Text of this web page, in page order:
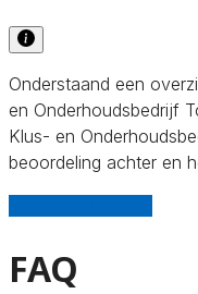
Onderstaand een
en Onderhoudsbedrijf
Klus- en
beoordeling achter en
FAQ